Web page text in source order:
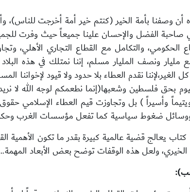
أن وصفنا بأمة الخير (كنتم خير أمة أخرجت للناس)،
الفضل والإحسان علينا جميعاً حيث وفرت
الحكومي، والتكامل مع القطاع التجاري الأهلي،
مليار ونصف المليار مسلم، إننا نمتلك في هذه
بحق فلسطين وشعبها(إنما نطعمكم لوجه الله لا
وأسيراً ) بل وتجاوزت قيم العطاء الإسلامي
ضغوط سياسية كما تفعل مؤسسات الغرب
يعالج قضية عالمية كبيرة بقدر ما تكون الأهمية
الخيري، ولعل هذه الوقفات توضح بعض الأبعاد المهمة..